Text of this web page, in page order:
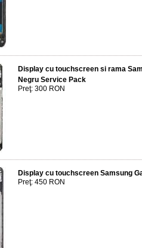
Display cu touchscreen si rama
Negru Service Pack
Preţ: 300 RON
Display cu touchscreen Samsung
Preţ: 450 RON